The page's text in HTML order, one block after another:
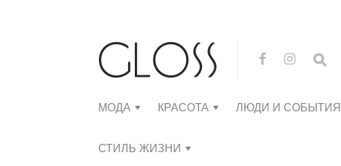
МОДА КРАСОТА ЛЮДИ И СОБЫТИЯ
СТИЛЬ ЖИЗНИ